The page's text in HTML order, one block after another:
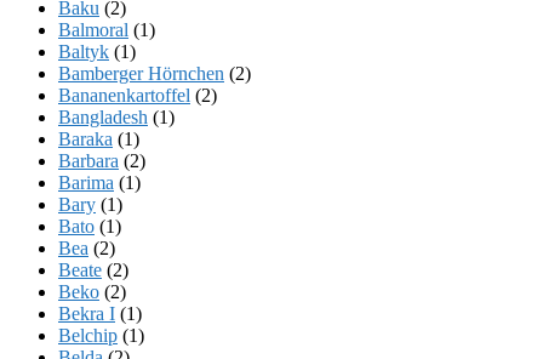
Baku (2)
Balmoral (1)
Baltyk (1)
Bamberger Hörnchen (2)
Bananenkartoffel (2)
Bangladesh (1)
Baraka (1)
Barbara (2)
Barima (1)
Bary (1)
Bato (1)
Bea (2)
Beate (2)
Beko (2)
Bekra I (1)
Belchip (1)